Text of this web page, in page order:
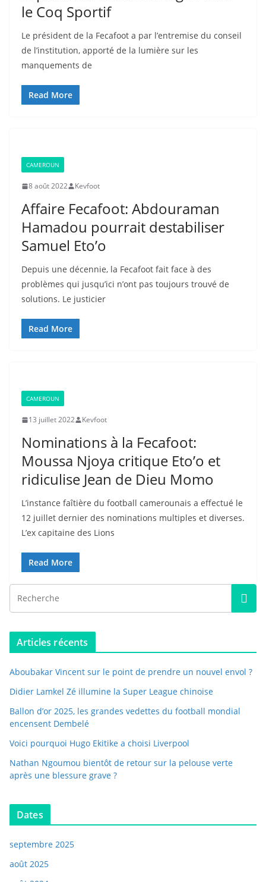
le Coq Sportif
Le président de la Fecafoot a par l’entremise du conseil
de l’institution, apporté de la lumière sur les
manquements de
Read More
CAMEROUN
8 août 2022 Kevfoot
Affaire Fecafoot: Abdouraman
Hamadou pourrait destabiliser
Samuel Eto’o
Depuis une décennie, la Fecafoot fait face à des
problèmes qui jusqu’ici n’ont pas toujours trouvé de
solutions. Le justicier
Read More
CAMEROUN
13 juillet 2022 Kevfoot
Nominations à la Fecafoot:
Moussa Njoya critique Eto’o et
ridiculise Jean de Dieu Momo
L’instance faîtière du football camerounais a effectué le
12 juillet dernier des nominations multiples et diverses.
L’ex capitaine des Lions
Read More
Articles récents
Aboubakar Vincent sur le point de prendre un nouvel envol ?
Didier Lamkel Zé illumine la Super League chinoise
Ballon d’or 2025, les grandes vedettes du football mondial
encensent Dembelé
Voici pourquoi Hugo Ekitike a choisi Liverpool
Nathan Ngoumou bientôt de retour sur la pelouse verte
après une blessure grave ?
Dates
septembre 2025
août 2025